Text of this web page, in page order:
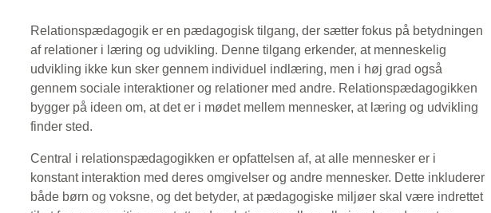
Relationspædagogik er en pædagogisk tilgang, der sætter fokus på betydningen
af relationer i læring og udvikling. Denne tilgang erkender, at menneskelig
udvikling ikke kun sker gennem individuel indlæring, men i høj grad også
gennem sociale interaktioner og relationer med andre. Relationspædagogikken
bygger på ideen om, at det er i mødet mellem mennesker, at læring og udvikling
finder sted.
Central i relationspædagogikken er opfattelsen af, at alle mennesker er i
konstant interaktion med deres omgivelser og andre mennesker. Dette inkluderer
både børn og voksne, og det betyder, at pædagogiske miljøer skal være indrettet